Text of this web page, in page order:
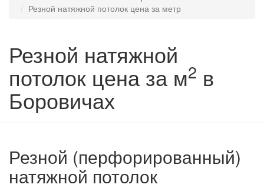
Резной натяжной потолок цена за метр
Резной натяжной
потолок цена за м2 в
Боровичах
Резной (перфорированный)
натяжной потолок